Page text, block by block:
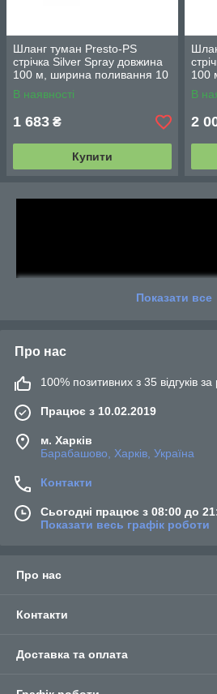
Шланг туман Presto-PS
стрічка Silver Spray довжина
100 м, ширина поливання 10
м, діаметр 50 мм
В наявності
1 683 ₴
Купити
100
В
2
Показати все
Про нас
100% позитивних з 35 відгуків за
Працює з 10.02.2019
м. Харків
Барабашово, Харків, Україна
Контакти
Сьогодні працює з 08:00 до
Показати весь графік роботи
Про нас
Контакти
Доставка та оплата